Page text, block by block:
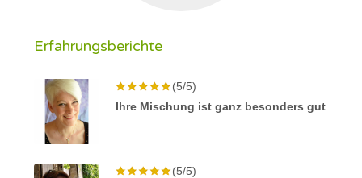
Erfahrungsberichte
(5/5)
Ihre Mischung ist ganz besonders gut
(5/5)